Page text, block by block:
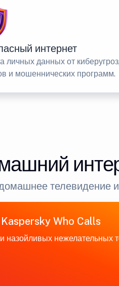
интернет
личных данных от киберугроз,
и мошеннических программ.
телевидение и
Kaspersky Who Calls
назойливых нежелательных